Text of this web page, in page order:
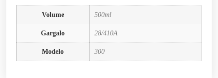
Volume 500ml
Gargalo 28/410A
Modelo 300